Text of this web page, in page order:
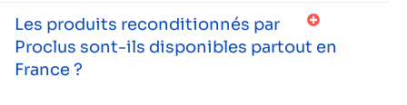
Les produits reconditionnés par
Proclus sont-ils disponibles partout en
France ?